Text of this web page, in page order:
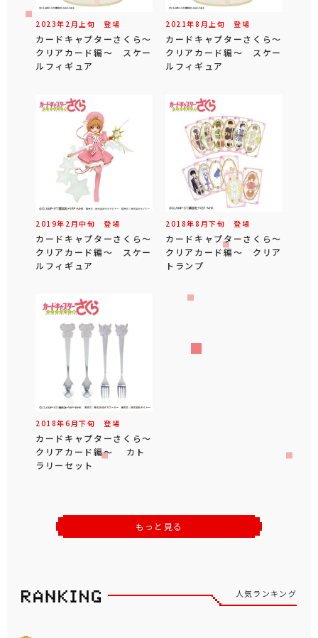
2023年 2 月 上旬 登場
カードキャプターさくら～
クリアカード編～ スケー
ルフィギュア
2021年8 月 上旬 登場
カードキャプターさくら～
クリアカード編～ スケー
ルフィギュア
2019年 2 月中旬 登場
カードキャプターさくら～
クリアカード編～ スケー
ルフィギュア
2018年8 月下旬 登場
カードキャプターさくら～
クリアカード編～ クリア
トランプ
2018年6 月下旬 登場
カードキャプターさくら～
クリアカード編～ カト
ラリーセット
もっと見る
人気ランキング